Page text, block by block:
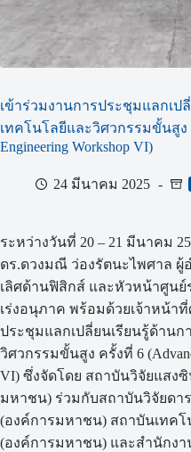
เข้าร่วมงานการประชุมแลกเ
เทคโนโลยีและวิศวกรรมขั้นสูง
Engineering Workshop VI)
24 มีนาคม 2025
ระหว่างวันที่ 20 – 21 มีนาคม
ดร.ดวงมณี ว่องรัตนะไพศาล ผู้
เลิศด้านฟิสิกส์ และหัวหน้าศูนย์
เร่งอนุภาค พร้อมด้วยเจ้าหน้า
ประชุมแลกเปลี่ยนเรียนรู้ด้าน
วิศวกรรมขั้นสูง ครั้งที่ 6
VI) ซึ่งจัดโดย สถาบันวิจัยแสง
มหาชน) ร่วมกับสถาบันวิจัยดา
(องค์การมหาชน) สถาบันเทค
(องค์การมหาชน) และสำนักง